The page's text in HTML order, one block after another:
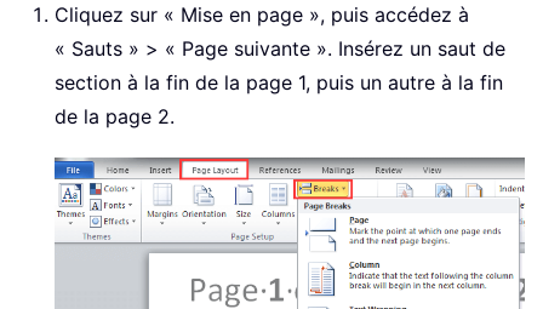
Cliquez sur « Mise en page », puis accédez à
« Sauts » > « Page suivante ». Insérez un saut de
section à la fin de la page 1, puis un autre à la fin
de la page 2.